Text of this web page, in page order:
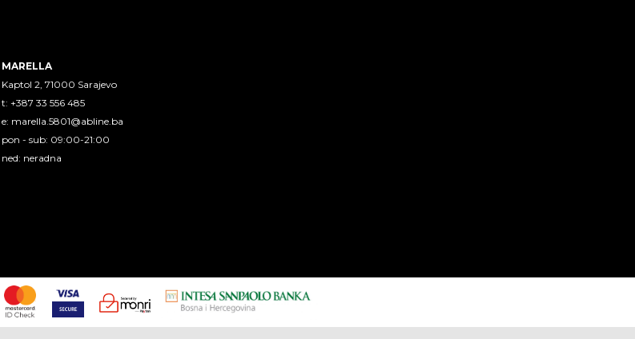
MARELLA
Kaptol 2, 71000 Sarajevo
t: +387 33 556 485
e: marella.5801@abline.ba
pon - sub: 09:00-21:00
ned: neradna